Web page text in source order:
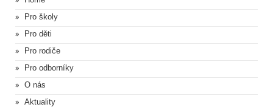
Pro školy
Pro děti
Pro rodiče
Pro odborníky
O nás
Aktuality